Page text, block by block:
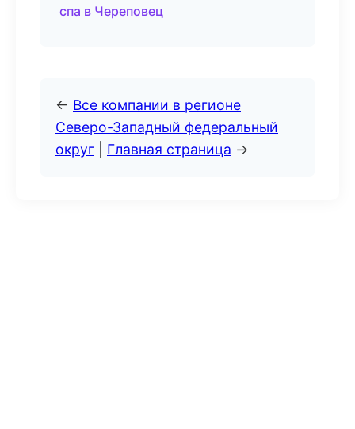
спа в Череповец
← Все компании в регионе
Северо-Западный федеральный
округ
Главная страница →